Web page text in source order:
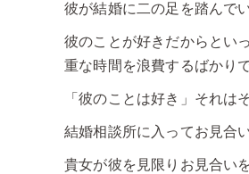
彼が結婚に二の足を踏んで
彼のことが好きだからとい
重な時間を浪費するばかり
「彼のことは好き」それは
結婚相談所に入ってお見合
貴女が彼を見限りお見合い